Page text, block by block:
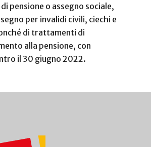
pensione o assegno sociale,
per invalidi civili, ciechi e
di trattamenti di
alla pensione, con
il 30 giugno 2022.